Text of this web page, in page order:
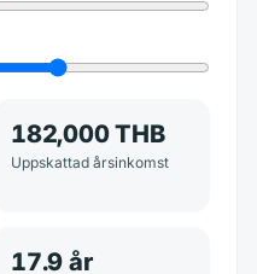
182,000 THB
Uppskattad årsinkomst
17.9 år